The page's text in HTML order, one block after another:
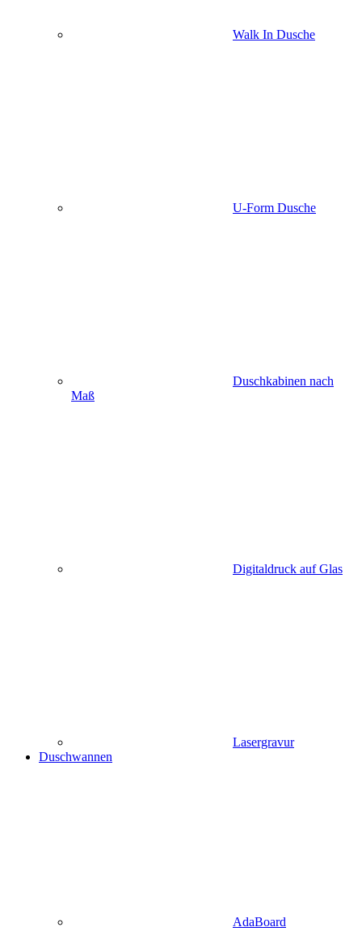
Walk In Dusche
U-Form Dusche
Duschkabinen nach
Maß
Digitaldruck auf Glas
Lasergravur
Duschwannen
AdaBoard